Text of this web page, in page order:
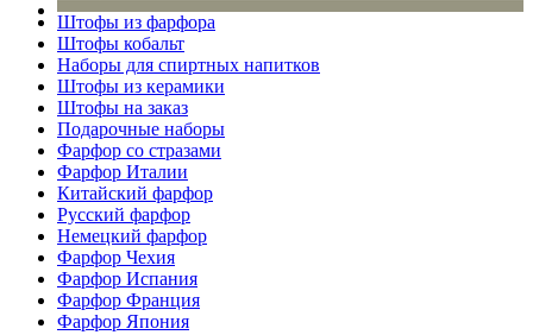
Штофы из фарфора
Штофы кобальт
Наборы для спиртных напитков
Штофы из керамики
Штофы на заказ
Подарочные наборы
Фарфор со стразами
Фарфор Италии
Китайский фарфор
Русский фарфор
Немецкий фарфор
Фарфор Чехия
Фарфор Испания
Фарфор Франция
Фарфор Япония